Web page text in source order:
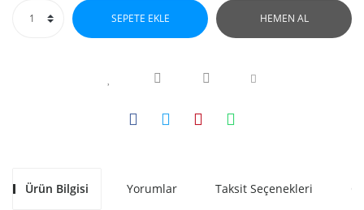
SEPETE EKLE HEMEN AL
Ürün Bilgisi Yorumlar Taksit Seçenekleri